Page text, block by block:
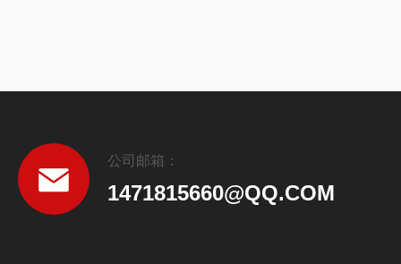
公司邮箱：
1471815660@QQ.COM